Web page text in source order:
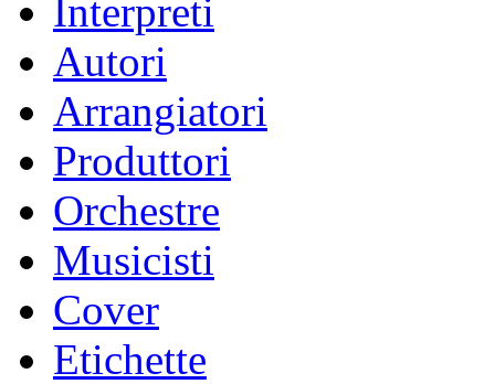
Interpreti
Autori
Arrangiatori
Produttori
Orchestre
Musicisti
Cover
Etichette